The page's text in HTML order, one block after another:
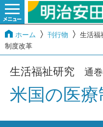
ホーム 刊行物
生活福
制度改革
生活福祉研究 通
米国の医